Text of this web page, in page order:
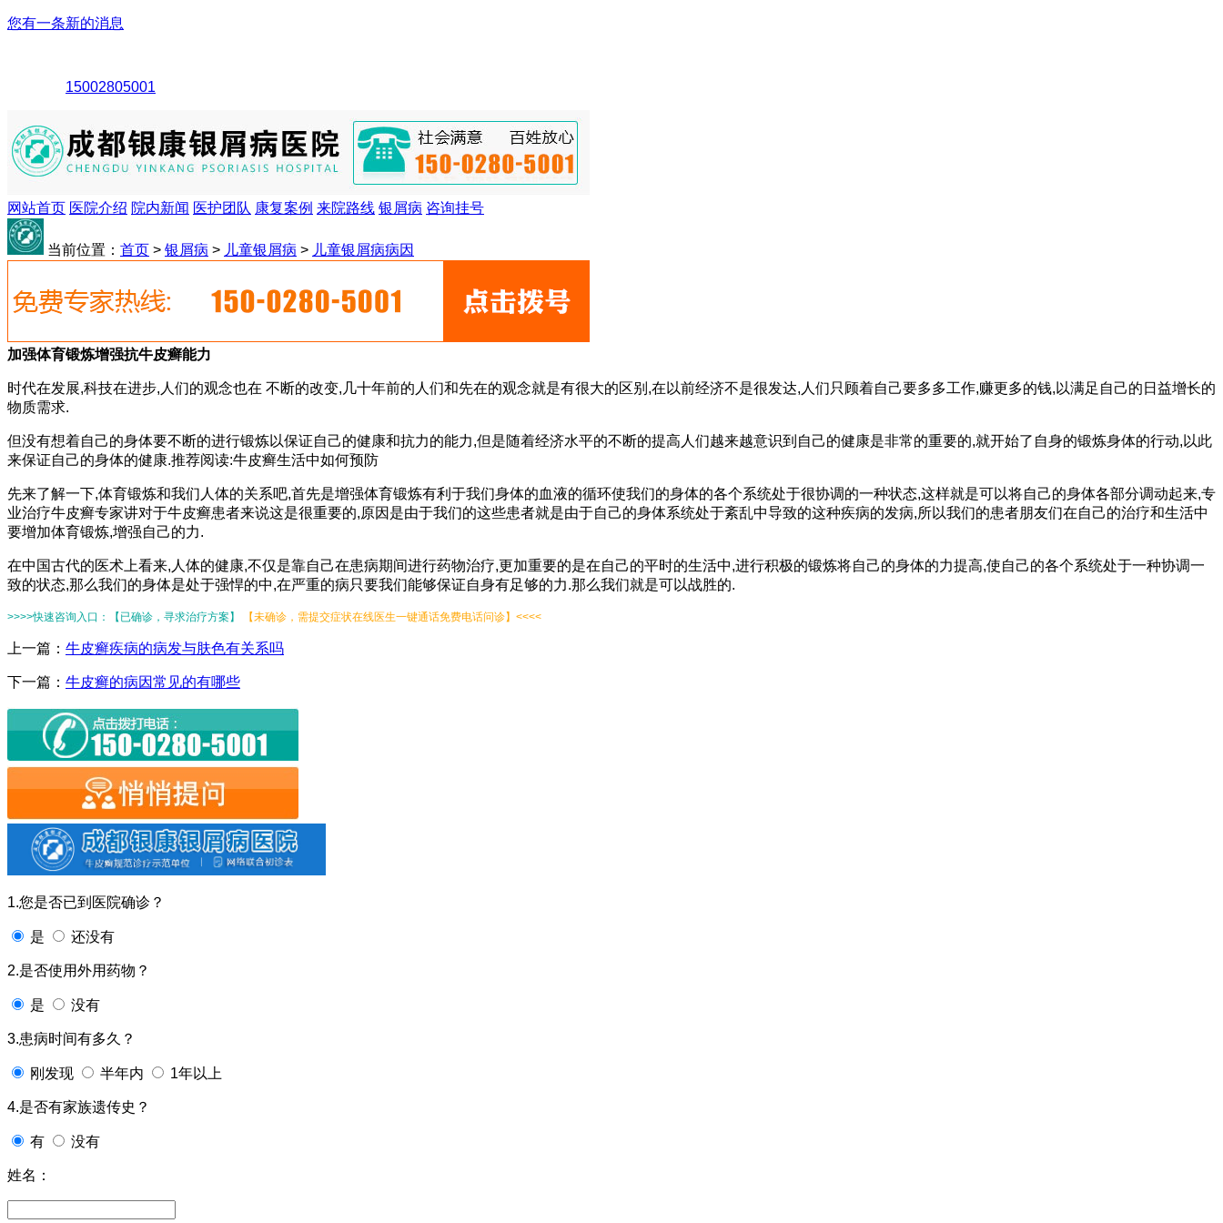
您有一条新的消息
15002805001
网站首页 医院介绍 院内新闻 医护团队 康复案例 来院路线 银屑病 咨询挂号
当前位置： 首页 > 银屑病 > 儿童银屑病 > 儿童银屑病病因
加强体育锻炼增强抗牛皮癣能力
时代在发展,科技在进步,人们的观念也在 不断的改变,几十年前的人们和先在的观念就是有很大的区别,在以前经济不是很发达,人们只顾着自己要多多工作,赚更多的钱,以满足自己的日益增长的
物质需求.
但没有想着自己的身体要不断的进行锻炼以保证自己的健康和抗力的能力,但是随着经济水平的不断的提高人们越来越意识到自己的健康是非常的重要的,就开始了自身的锻炼身体的行动,以此
来保证自己的身体的健康.推荐阅读:牛皮癣生活中如何预防
先来了解一下,体育锻炼和我们人体的关系吧,首先是增强体育锻炼有利于我们身体的血液的循环使我们的身体的各个系统处于很协调的一种状态,这样就是可以将自己的身体各部分调动起来,专
业治疗牛皮癣专家讲对于牛皮癣患者来说这是很重要的,原因是由于我们的这些患者就是由于自己的身体系统处于紊乱中导致的这种疾病的发病,所以我们的患者朋友们在自己的治疗和生活中
要增加体育锻炼,增强自己的力.
在中国古代的医术上看来,人体的健康,不仅是靠自己在患病期间进行药物治疗,更加重要的是在自己的平时的生活中,进行积极的锻炼将自己的身体的力提高,使自己的各个系统处于一种协调一
致的状态,那么我们的身体是处于强悍的中,在严重的病只要我们能够保证自身有足够的力.那么我们就是可以战胜的.
>>>>快速咨询入口：【已确诊，寻求治疗方案】 【未确诊，需提交症状在线医生一键通话免费电话问诊】<<<<
上一篇： 牛皮癣疾病的病发与肤色有关系吗
下一篇： 牛皮癣的病因常见的有哪些
1.您是否已到医院确诊？
是 还没有
2.是否使用外用药物？
是 没有
3.患病时间有多久？
刚发现 半年内 1年以上
4.是否有家族遗传史？
有 没有
姓名：